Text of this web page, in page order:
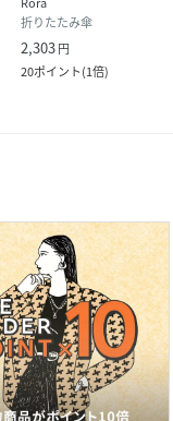
折りたたみ傘
2,303円
20ポイント(1倍)